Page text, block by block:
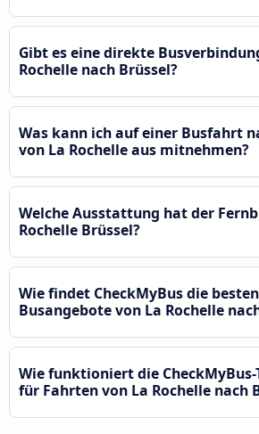
Gibt es eine direkte
Rochelle nach Brüssel?
Was kann ich auf einer Busfahrt
von La Rochelle aus mitnehmen?
Welche Ausstattung hat der
Rochelle Brüssel?
Wie findet CheckMyBus die besten
Busangebote von La Rochelle
Wie funktioniert die
für Fahrten von La Rochelle nach